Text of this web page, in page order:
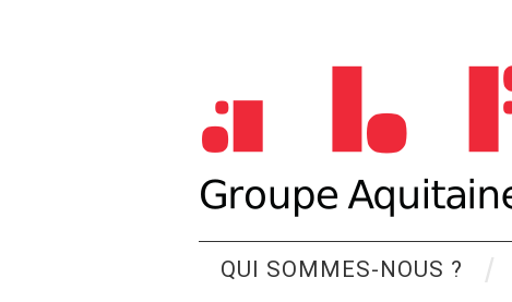
QUI SOMMES-NOUS ?